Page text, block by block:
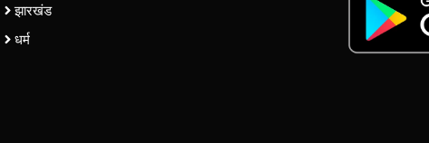
झारखंड
धर्म